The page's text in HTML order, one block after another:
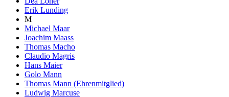
Erik Lunding
M
Michael Maar
Joachim Maass
Thomas Macho
Claudio Magris
Hans Maier
Golo Mann
Thomas Mann (Ehrenmitglied)
Ludwig Marcuse